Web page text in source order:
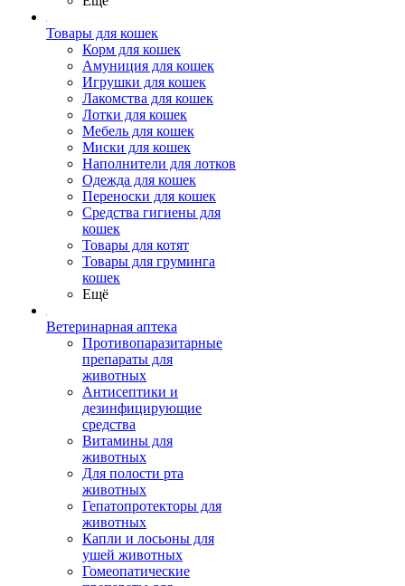
Товары для кошек
Корм для кошек
Амуниция для кошек
Игрушки для кошек
Лакомства для кошек
Лотки для кошек
Мебель для кошек
Миски для кошек
Наполнители для лотков
Одежда для кошек
Переноски для кошек
Средства гигиены для
кошек
Товары для котят
Товары для груминга
кошек
Ещё
Ветеринарная аптека
Противопаразитарные
препараты для
животных
Антисептики и
дезинфицирующие
средства
Витамины для
животных
Для полости рта
животных
Гепатопротекторы для
животных
Капли и лосьоны для
ушей животных
Гомеопатические